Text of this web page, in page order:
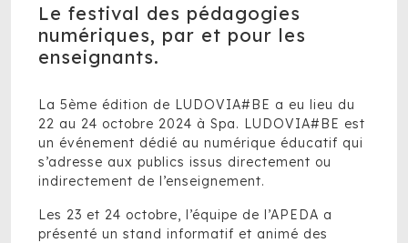
Le festival des pédagogies
numériques, par et pour les
enseignants.
La 5ème édition de LUDOVIA#BE a eu lieu du
22 au 24 octobre 2024 à Spa. LUDOVIA#BE est
un événement dédié au numérique éducatif qui
s’adresse aux publics issus directement ou
indirectement de l’enseignement.
Les 23 et 24 octobre, l’équipe de l’APEDA a
présenté un stand informatif et animé des